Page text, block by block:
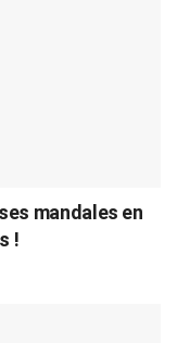
mandales en
!